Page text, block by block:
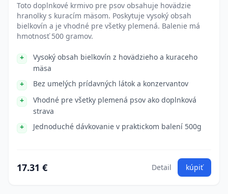
Toto doplnkové krmivo pre psov obsahuje hovädzie
hranolky s kuracím mäsom. Poskytuje vysoký obsah
bielkovín a je vhodné pre všetky plemená. Balenie má
hmotnosť 500 gramov.
Vysoký obsah bielkovín z hovädzieho a kuraceho
mäsa
Bez umelých prídavných látok a konzervantov
Vhodné pre všetky plemená psov ako doplnková
strava
Jednoduché dávkovanie v praktickom balení 500g
17.31 € Detail kúpiť